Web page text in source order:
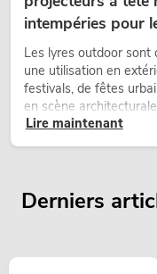
intempéries pour
Les lyres outdoor sont
une utilisation en
festivals, de fêtes
en scène
temporaires.
Lire maintenant
Derniers